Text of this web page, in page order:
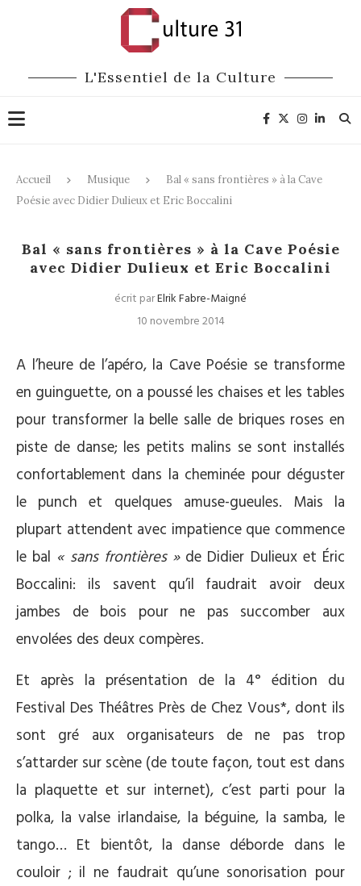
L'Essentiel de la Culture
Accueil Musique
Bal « sans frontières » à la Cave
Poésie avec Didier Dulieux et Eric Boccalini
Bal « sans frontières » à la Cave Poésie
avec Didier Dulieux et Eric Boccalini
écrit parElrik Fabre-Maigné
10 novembre 2014
A l’heure de l’apéro, la Cave Poésie se transforme
en guinguette, on a poussé les chaises et les tables
pour transformer la belle salle de briques roses en
piste de danse; les petits malins se sont installés
confortablement dans la cheminée pour déguster
le punch et quelques amuse-gueules. Mais la
plupart attendent avec impatience que commence
le bal « sans frontières »de Didier Dulieux et Éric
Boccalini: ils savent qu’il faudrait avoir deux
jambes de bois pour ne pas succomber aux
envolées des deux compères.
Et après la présentation de la 4° édition du
Festival Des Théâtres Près de Chez Vous*, dont ils
sont gré aux organisateurs de ne pas trop
s’attarder sur scène (de toute façon, tout est dans
la plaquette et sur internet), c’est parti pour la
polka, la valse irlandaise, la béguine, la samba, le
tango… Et bientôt, la danse déborde dans le
couloir ; il ne faudrait qu’une sonorisation pour